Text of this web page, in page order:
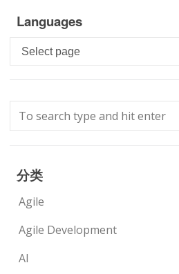
Languages
Languages
分类
Agile
Agile Development
AI